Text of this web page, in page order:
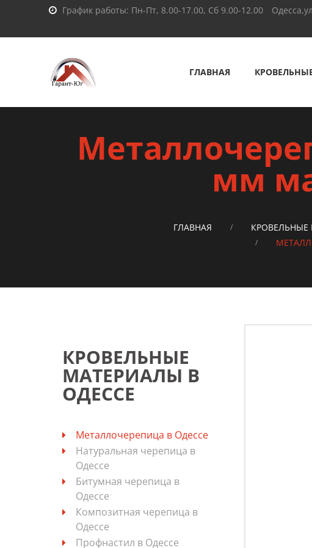
График работы: Пн-Пт, 8.00-17.00, Сб 9.00-12.00
ГЛАВНАЯ
мм
ГЛАВНАЯ
КРОВЕЛЬНЫЕ
МАТЕРИАЛЫ В
ОДЕССЕ
Металлочерепица в Одессе
Натуральная черепица в
Одессе
Битумная черепица в
Одессе
Композитная черепица в
Одессе
Профнастил в Одессе